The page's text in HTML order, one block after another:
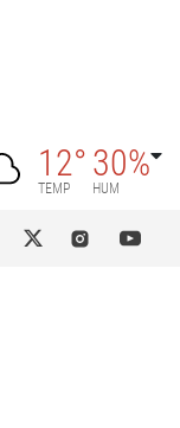
12°
TEMP
30%
HUM